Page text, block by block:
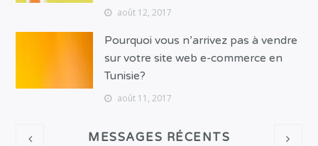
août 12, 2017
Pourquoi vous n’arrivez pas à vendre
sur votre site web e-commerce en
Tunisie?
août 11, 2017
MESSAGES RÉCENTS